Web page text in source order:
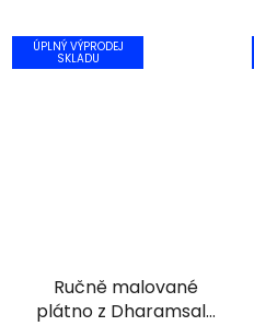
ÚPLNÝ VÝPRODEJ
SKLADU
Ručně malované
plátno z Dharamsaly